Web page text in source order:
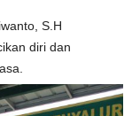
S.H
diri dan